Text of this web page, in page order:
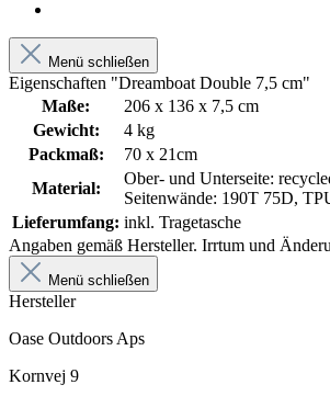
Menü schließen
Eigenschaften "Dreamboat Double 7,5 cm"
Maße:
206 x 136 x 7,5 cm
Gewicht:
4 kg
Packmaß:
70 x 21cm
Material:
Ober- und Unterseite:
Seitenwände: 190T 75D,
Lieferumfang: inkl. Tragetasche
Angaben gemäß Hersteller. Irrtum und
Menü schließen
Hersteller
Oase Outdoors Aps
Kornvej 9